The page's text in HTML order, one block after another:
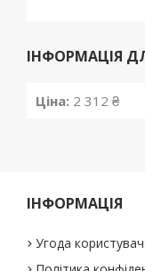
ІНФОРМАЦІЯ
Ціна: 2 312 ₴
ІНФОРМАЦІЯ
Угода